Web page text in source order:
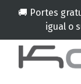
🚚 Portes
igual o